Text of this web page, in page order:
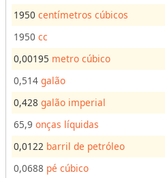
e
c
e
t
a
s
C
o
n
1950 centímetros cúbicos
1950 cc
0,00195 metro cúbico
0,514 galão
0,428 galão imperial
65,9 onças líquidas
0,0122 barril de petróleo
0,0688 pé cúbico